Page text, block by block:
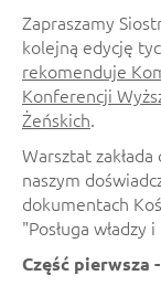
Zapraszamy
kolejną edycję
rekomenduje
Konferencji
Żeńskich.
Warsztat
naszym
dokumentach
"Posługa władzy
Część pierwsza